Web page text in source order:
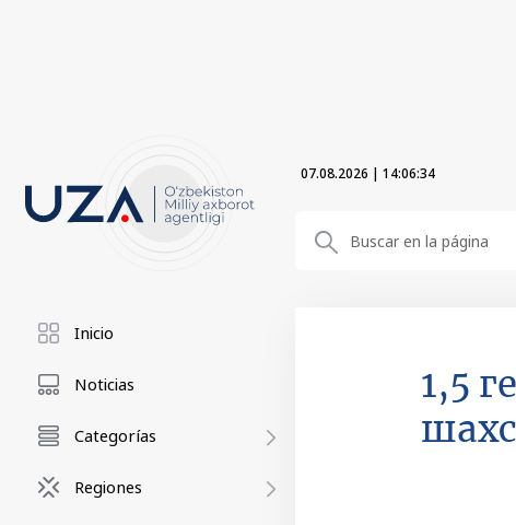
07.08.2026 | 14:06:35
Inicio
Noticias
Categorías
Regiones
1,5